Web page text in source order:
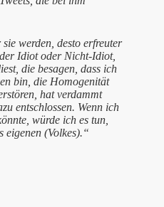
sie werden, desto erfreuter
Idiot oder Nicht-Idiot,
die besagen, dass ich
bin, die Homogenität
hat verdammt
entschlossen. Wenn ich
würde ich es tun,
eigenen (Volkes).“